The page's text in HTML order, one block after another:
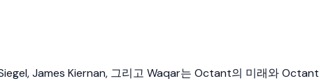
James Kiernan, 그리고 Waqar는 Octant의 미래와Octant